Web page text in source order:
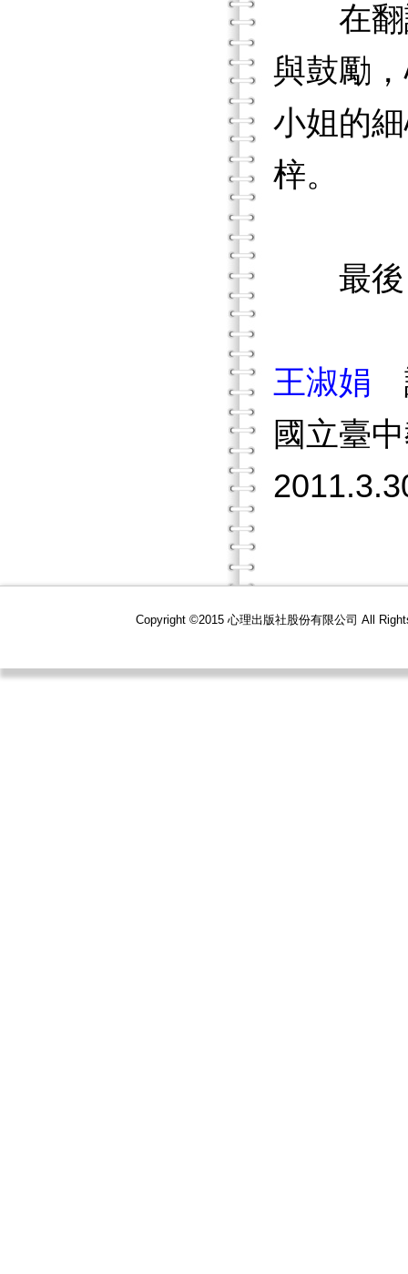
在翻譯
與鼓勵
小姐的
梓。
最後，
王淑娟
國立臺
Copyright ©2015 心理出版社股份有限公司 All